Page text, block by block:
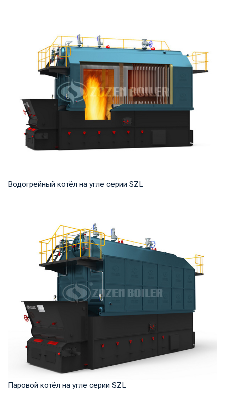
Водогрейный котёл на угле серии SZL
мощность продукта: 2,8-29 МВт Температура...
Паровой котёл на угле серии SZL